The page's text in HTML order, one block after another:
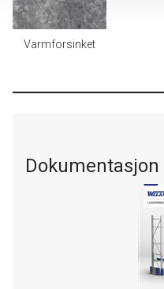
Varmforsinket
Dokumentasjon